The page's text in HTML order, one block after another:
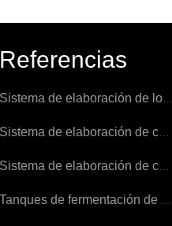
Referencias